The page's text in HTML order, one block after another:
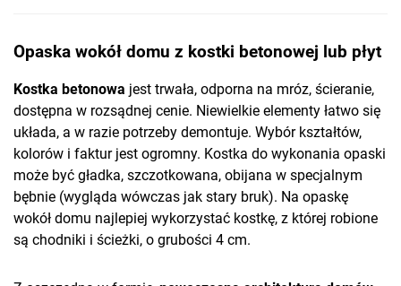
Opaska wokół domu z kostki betonowej lub płyt
Kostka betonowa jest trwała, odporna na mróz, ścieranie,
dostępna w rozsądnej cenie. Niewielkie elementy łatwo się
układa, a w razie potrzeby demontuje. Wybór kształtów,
kolorów i faktur jest ogromny. Kostka do wykonania opaski
może być gładka, szczotkowana, obijana w specjalnym
bębnie (wygląda wówczas jak stary bruk). Na opaskę
wokół domu najlepiej wykorzystać kostkę, z której robione
są chodniki i ścieżki, o grubości 4 cm.